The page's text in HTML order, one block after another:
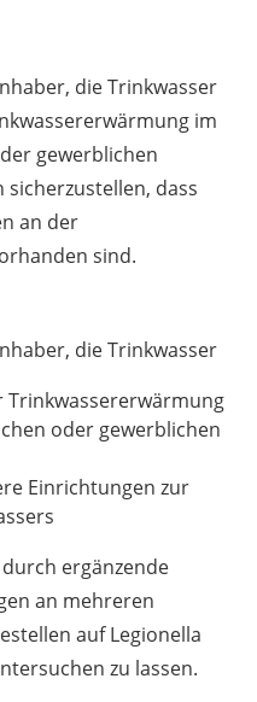
die Trinkwasser
im
gewerblichen
dass
an der
sind.
die Trinkwasser
Trinkwassererwärmung
oder gewerblichen
Einrichtungen zur
ergänzende
an mehreren
auf Legionella
zu lassen.